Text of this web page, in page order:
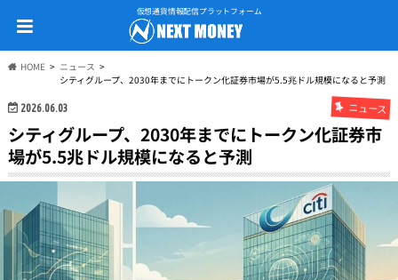
仮想通貨情報配信プラットフォーム
HOME
ニュース
シティグループ、2030年までにトークン化証券市場が5.5兆ドル規模になると予測
2026.06.03 ニュース
シティグループ、2030年までにトークン化証券市
場が5.5兆ドル規模になると予測